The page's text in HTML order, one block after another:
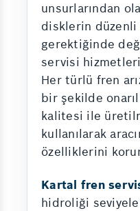
unsurlarından
disklerin düzenli
gerektiğinde
servisi
Her türlü fren
bir şekilde
kalitesi ile
kullanılarak
özelliklerini
Kartal fren
hidroliği